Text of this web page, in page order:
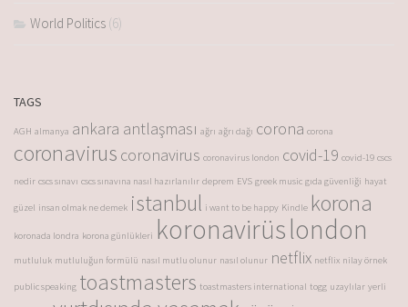
World Politics (6)
TAGS
AGH almanya ankara antlaşması ağrı ağrı dağı corona corona
coronavirus coronavirus coronavirus london covid-19 covid-19 cscs
nedir cscs sınavı cscs sınavına nasıl hazırlanılır deprem EVS greek music gıda güvenliği hayat
güzel insan olmak ne demek istanbul i want to be happy Kindle korona
koronada londra korona günlükleri koronavirüslondon
mutluluk mutluluğun formülü nasıl mutlu olunur nasıl olunur netflix netflix nilay örnek
public speaking toastmasters toastmasters international togg uzaylılar yerli